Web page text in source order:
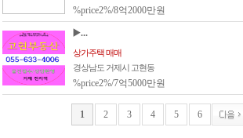
%price2%/8억2000만원
▶️...
상가주택 매매
경상남도 거제시 고현동
%price2%/7억5000만원
1 2 3 4 5 6